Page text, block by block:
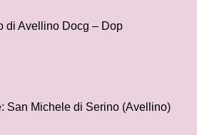
di Avellino Docg – Dop
San Michele di Serino (Avellino)